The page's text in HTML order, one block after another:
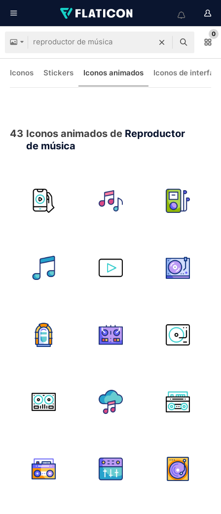
0
Iconos Stickers Iconos animados Iconos de interfaz
43 Iconos animados de Reproductor
de música